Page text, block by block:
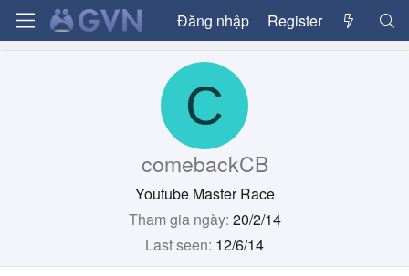
Đăng nhập Register
C
comebackCB
Youtube Master Race
Tham gia ngày 20/2/14
Last seen 12/6/14